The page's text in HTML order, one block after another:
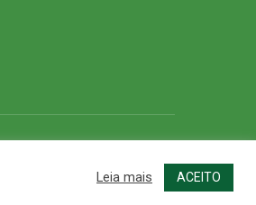
Leia mais ACEITO